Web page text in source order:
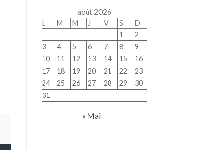
août 2026
L M M J V S
D
1
2
3
4 5 6 7 8
9
10
11 12 13 14 15
16
17
18 19 20 21 22
23
24
25 26 27 28 29
30
31
« Mai